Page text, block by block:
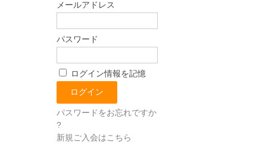
メールアドレス
パスワード
ログイン情報を記憶
パスワードをお忘れですか
?
新規ご入会はこちら